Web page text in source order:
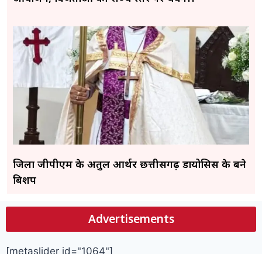
जिला जीपीएम के अतुल आर्थर छत्तीसगढ़ डायोसिस के बने
बिशप
Advertisements
[metaslider id="1064"]